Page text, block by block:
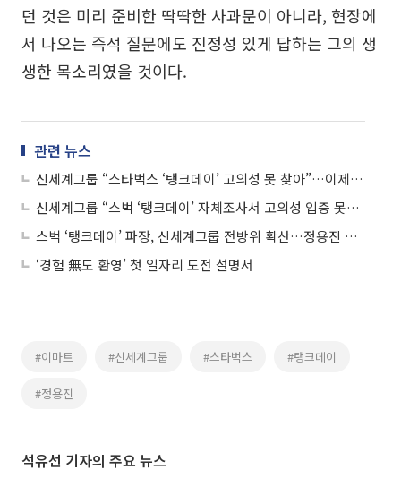
던 것은 미리 준비한 딱딱한 사과문이 아니라, 현장에
서 나오는 즉석 질문에도 진정성 있게 답하는 그의 생
생한 목소리였을 것이다.
관련 뉴스
신세계그룹 “스타벅스 ‘탱크데이’ 고의성 못 찾아”…이제 ‘공’은 경찰로
신세계그룹 “스벅 ‘탱크데이’ 자체조사서 고의성 입증 못해⋯관련자 전원 직무배제”
스벅 ‘탱크데이’ 파장, 신세계그룹 전방위 확산…정용진 고발·광주 사업 제동
‘경험 無도 환영’ 첫 일자리 도전 설명서
#이마트 #신세계그룹 #스타벅스 #탱크데이
#정용진
석유선 기자의 주요 뉴스